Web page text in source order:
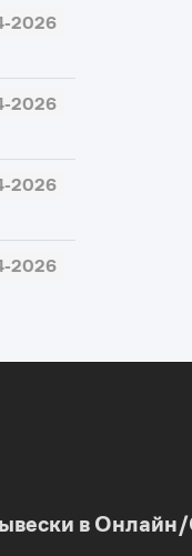
2026
2026
2026
2026
в